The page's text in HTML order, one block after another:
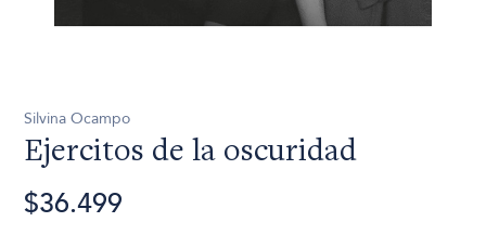
Silvina Ocampo
Ejercitos de la oscuridad
$36.499